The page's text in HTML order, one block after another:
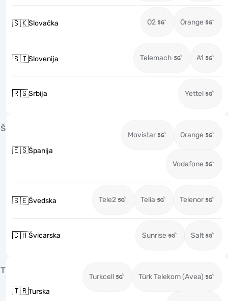
🇸🇰Slovačka O2 Orange
🇸🇮Slovenija Telemach A1
🇷🇸Srbija Yettel
Š
🇪🇸Španija
Movistar Orange
Vodafone
🇸🇪Švedska Tele2 Telia Telenor
🇨🇭Švicarska Sunrise Salt
T
🇹🇷Turska
Turkcell Türk Telekom (Avea)